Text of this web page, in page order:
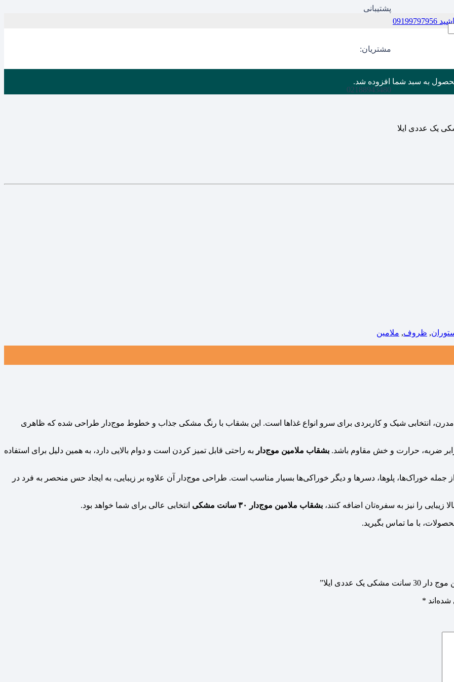
پشتیبانی
مشتریان:
02188943480
به سبد شما افزوده شد.
, ظروف, ملامین
انتخابی شیک و کاربردی برای سرو انواع غذاها است. این بشقاب با رنگ مشکی جذاب و خطوط موج‌دار طراحی شده که ظاهری
ضربه، حرارت و خش مقاوم باشد. بشقاب ملامین موج‌دار به راحتی قابل تمیز کردن است و دوام بالایی دارد، به همین دلیل برای استفاده
از جمله خوراک‌ها، پلوها، دسرها و دیگر خوراکی‌ها بسیار مناسب است. طراحی موج‌دار آن علاوه بر زیبایی، به ایجاد حس منحصر به فرد در
زیبایی را نیز به سفره‌تان اضافه کنند، بشقاب ملامین موج‌دار ۳۰ سانت مشکی انتخابی عالی برای شما خواهد بود.
عددی ایلا”
*